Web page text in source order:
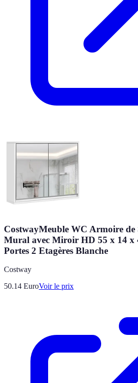
CostwayMeuble WC Armoire de
Mural avec Miroir HD 55 x 14 x
Portes 2 Etagères Blanche
Costway
50.14 EuroVoir le prix